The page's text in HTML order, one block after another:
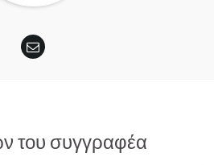
του συγγραφέα